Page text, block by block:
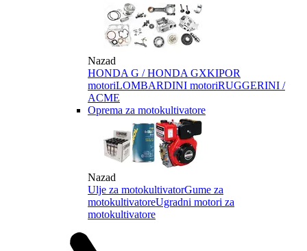
Nazad
HONDA G / HONDA GXKIPOR
motoriLOMBARDINI motoriRUGGERINI /
ACME
Oprema za motokultivatore
Nazad
Ulje za motokultivatorGume za
motokultivatoreUgradni motori za
motokultivatore